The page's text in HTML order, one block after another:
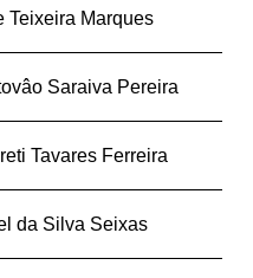
Teixeira Marques
Saraiva Pereira
Tavares Ferreira
da Silva Seixas